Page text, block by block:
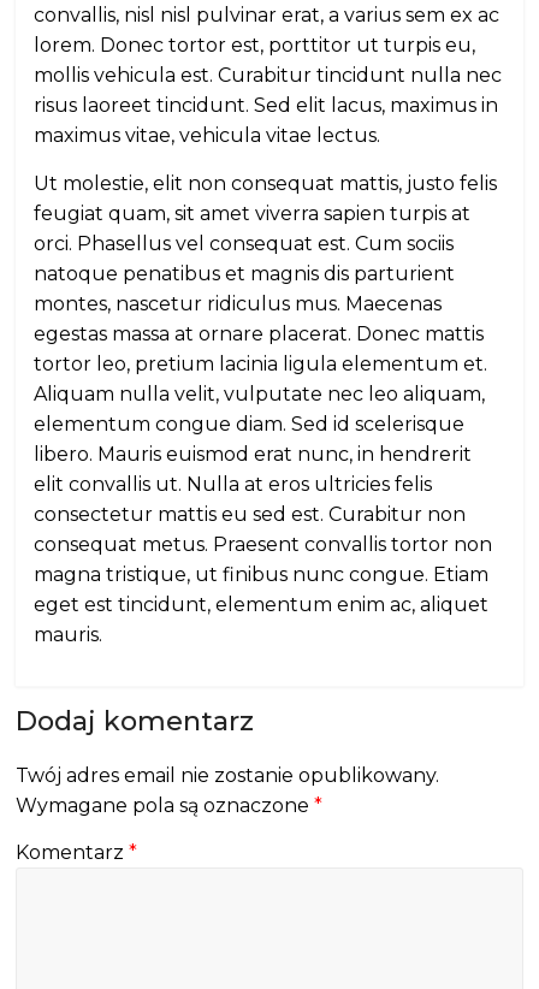
convallis, nisl nisl pulvinar erat, a varius sem ex ac
lorem. Donec tortor est, porttitor ut turpis eu,
mollis vehicula est. Curabitur tincidunt nulla nec
risus laoreet tincidunt. Sed elit lacus, maximus in
maximus vitae, vehicula vitae lectus.
Ut molestie, elit non consequat mattis, justo felis
feugiat quam, sit amet viverra sapien turpis at
orci. Phasellus vel consequat est. Cum sociis
natoque penatibus et magnis dis parturient
montes, nascetur ridiculus mus. Maecenas
egestas massa at ornare placerat. Donec mattis
tortor leo, pretium lacinia ligula elementum et.
Aliquam nulla velit, vulputate nec leo aliquam,
elementum congue diam. Sed id scelerisque
libero. Mauris euismod erat nunc, in hendrerit
elit convallis ut. Nulla at eros ultricies felis
consectetur mattis eu sed est. Curabitur non
consequat metus. Praesent convallis tortor non
magna tristique, ut finibus nunc congue. Etiam
eget est tincidunt, elementum enim ac, aliquet
mauris.
Dodaj komentarz
Twój adres email nie zostanie opublikowany.
Wymagane pola są oznaczone*
Komentarz*